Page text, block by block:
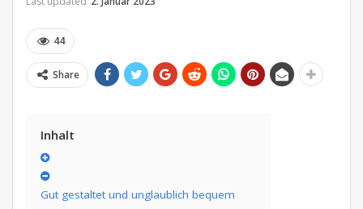
44
Share
Inhalt
Gut gestaltet und unglaublich bequem